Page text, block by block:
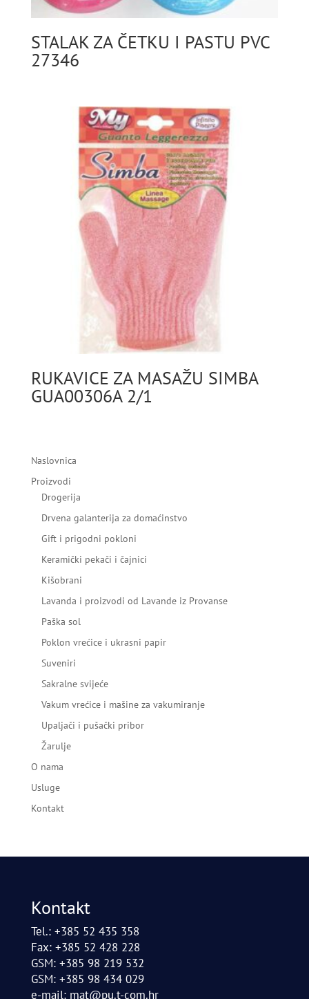
STALAK ZA ČETKU I PASTU PVC
27346
RUKAVICE ZA MASAŽU SIMBA
GUA00306A 2/1
Naslovnica
Proizvodi
Drogerija
Drvena galanterija za domaćinstvo
Gift i prigodni pokloni
Keramički pekači i čajnici
Kišobrani
Lavanda i proizvodi od Lavande iz Provanse
Paška sol
Poklon vrećice i ukrasni papir
Suveniri
Sakralne svijeće
Vakum vrećice i mašine za vakumiranje
Upaljači i pušački pribor
Žarulje
O nama
Usluge
Kontakt
Kontakt
Tel.: +385 52 435 358
Fax: +385 52 428 228
GSM: +385 98 219 532
GSM: +385 98 434 029
e-mail: mat@pu.t-com.hr